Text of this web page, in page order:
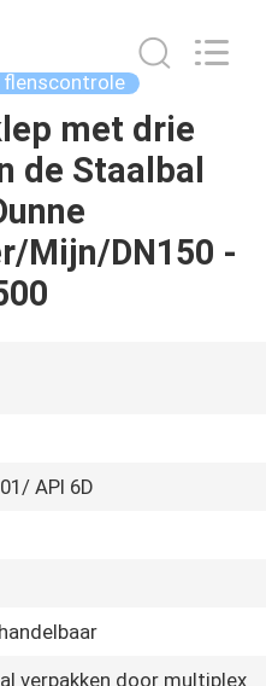
flenscontrole
met drie
de Staalbal
Mijn/DN150 -
API 6D
verpakken door multiplex